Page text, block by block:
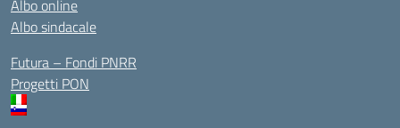
Albo online
Albo sindacale
Futura – Fondi PNRR
Progetti PON